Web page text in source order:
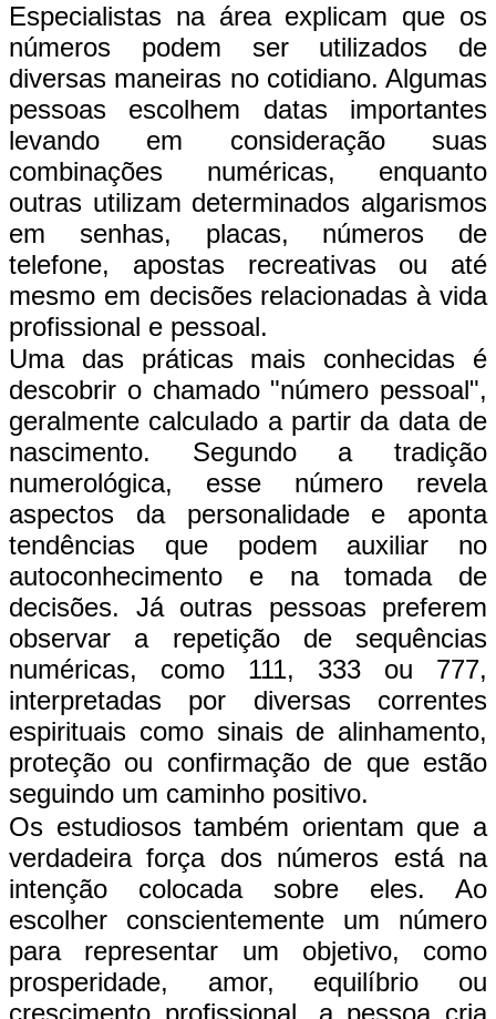
Especialistas na área explicam que os
números podem ser utilizados de
diversas maneiras no cotidiano. Algumas
pessoas escolhem datas importantes
levando em consideração suas
combinações numéricas, enquanto
outras utilizam determinados algarismos
em senhas, placas, números de
telefone, apostas recreativas ou até
mesmo em decisões relacionadas à vida
profissional e pessoal.
Uma das práticas mais conhecidas é
descobrir o chamado "número pessoal",
geralmente calculado a partir da data de
nascimento. Segundo a tradição
numerológica, esse número revela
aspectos da personalidade e aponta
tendências que podem auxiliar no
autoconhecimento e na tomada de
decisões. Já outras pessoas preferem
observar a repetição de sequências
numéricas, como 111, 333 ou 777,
interpretadas por diversas correntes
espirituais como sinais de alinhamento,
proteção ou confirmação de que estão
seguindo um caminho positivo.
Os estudiosos também orientam que a
verdadeira força dos números está na
intenção colocada sobre eles. Ao
escolher conscientemente um número
para representar um objetivo, como
prosperidade, amor, equilíbrio ou
crescimento profissional, a pessoa cria